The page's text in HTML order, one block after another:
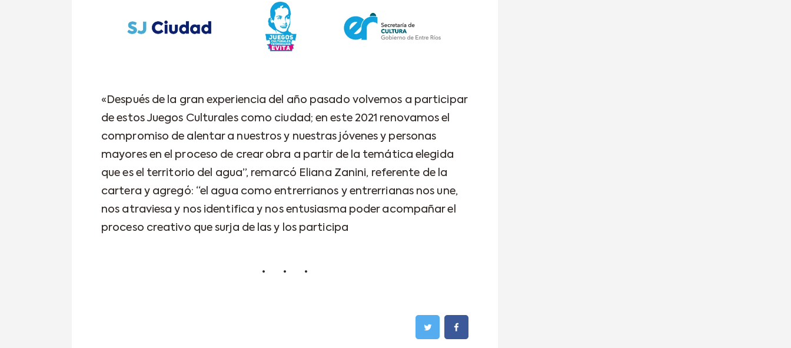
«Después de la gran experiencia del año pasado volvemos a participar
de estos Juegos Culturales como ciudad; en este 2021 renovamos el
compromiso de alentar a nuestros y nuestras jóvenes y personas
mayores en el proceso de crear obra a partir de la temática elegida
que es el territorio del agua”, remarcó Eliana Zanini, referente de la
cartera y agregó: “el agua como entrerrianos y entrerrianas nos une,
nos atraviesa y nos identifica y nos entusiasma poder acompañar el
proceso creativo que surja de las y los participa